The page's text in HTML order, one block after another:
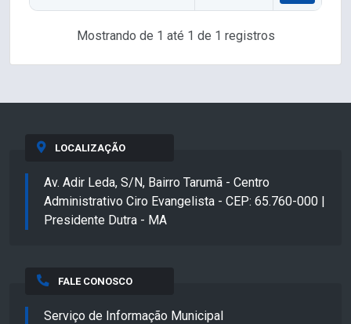
Mostrando de 1 até 1 de 1 registros
LOCALIZAÇÃO
Av. Adir Leda, S/N, Bairro Tarumã - Centro
Administrativo Ciro Evangelista - CEP: 65.760-000 |
Presidente Dutra - MA
FALE CONOSCO
Serviço de Informação Municipal